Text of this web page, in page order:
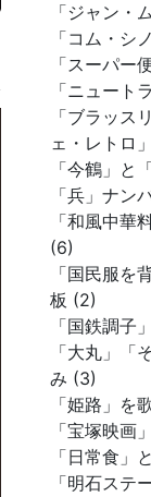
「ジャン・
「コム・シ
「スーパー
「ニュート
「ブラッス
ェ・レトロ
「今鶴」と
「兵」ナン
「和風中華
(6)
「国民服を
板 (2)
「国鉄調子
「大丸」「
み (3)
「姫路」を
「宝塚映画
「日常食」
「明石ステ